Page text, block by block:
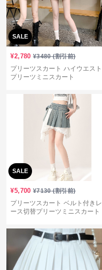
SALE
¥2,780 ¥3480(割引前)
プリーツスカート ハイウエスト
プリーツミニスカート
SALE
¥5,700 ¥7130(割引前)
プリーツスカート ベルト付きレ
ース切替プリーツミニスカート